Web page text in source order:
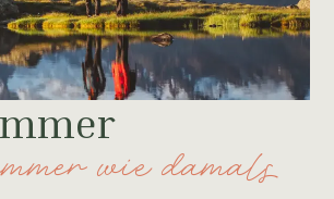
wie damals